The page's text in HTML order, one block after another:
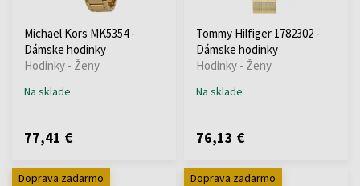
Michael Kors MK5354 -
Dámske hodinky
Hodinky - Ženy
Na sklade
77,41 €
Tommy Hilfiger 1782302 -
Dámske hodinky
Hodinky - Ženy
Na sklade
76,13 €
Doprava zadarmo Doprava zadarmo